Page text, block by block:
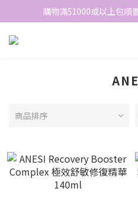
網站免費登記會員，會員
購物滿$1000或以上包順
網站免費登記會員，會員
商品排序